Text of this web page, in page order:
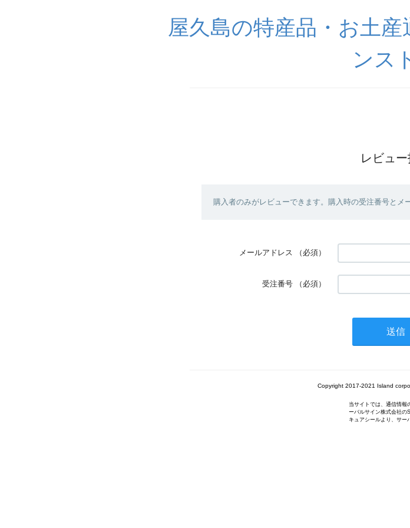
屋久島の特産品・お土
ンス
レビュ
購入者のみがレビューできます。購入時の受注番号とメ
メールアドレス （必須）
受注番号 （必須）
Copyright 2017-2021 Island
当サイトでは、通信情報
ーバルサイン株式会社の
キュアシールより、サー